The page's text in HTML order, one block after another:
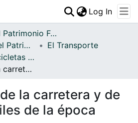
Communities & Collections
All of DSpace
Log In
Archivo del Patrimonio Fotográfico y Fílmico del Valle del Cauca
Fondo Archivo del Patrimonio Fotográfico y Fílmico del Valle del Cauca
El Transporte
APFFVC - Las Bicicletas y Ca - Patrimonial
Panorámica de la carretera y de los automóviles de la época
la carretera y de
de la época